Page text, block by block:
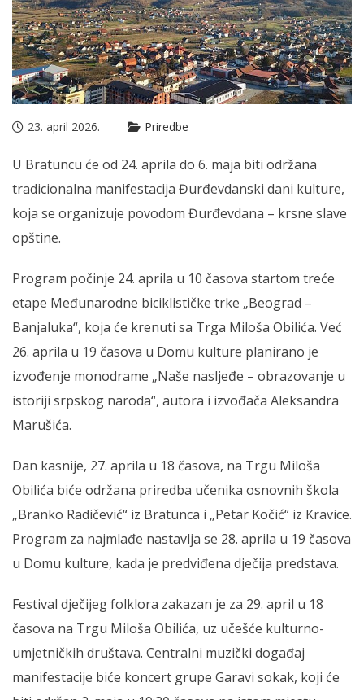
23. april 2026. Priredbe
U Bratuncu će od 24. aprila do 6. maja biti održana
tradicionalna manifestacija Đurđevdanski dani kulture,
koja se organizuje povodom Đurđevdana – krsne slave
opštine.
Program počinje 24. aprila u 10 časova startom treće
etape Međunarodne biciklističke trke „Beograd –
Banjaluka“, koja će krenuti sa Trga Miloša Obilića. Već
26. aprila u 19 časova u Domu kulture planirano je
izvođenje monodrame „Naše nasljeđe – obrazovanje u
istoriji srpskog naroda“, autora i izvođača Aleksandra
Marušića.
Dan kasnije, 27. aprila u 18 časova, na Trgu Miloša
Obilića biće održana priredba učenika osnovnih škola
„Branko Radičević“ iz Bratunca i „Petar Kočić“ iz Kravice.
Program za najmlađe nastavlja se 28. aprila u 19 časova
u Domu kulture, kada je predviđena dječija predstava.
Festival dječijeg folklora zakazan je za 29. april u 18
časova na Trgu Miloša Obilića, uz učešće kulturno-
umjetničkih društava. Centralni muzički događaj
manifestacije biće koncert grupe Garavi sokak, koji će